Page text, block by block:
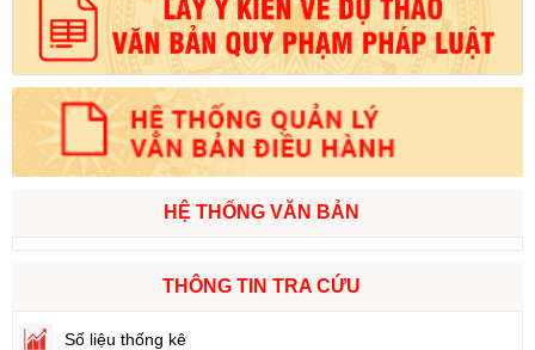
HỆ THỐNG VĂN BẢN
THÔNG TIN TRA CỨU
Số liệu thống kê